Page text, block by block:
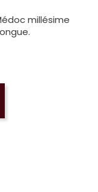
millésime